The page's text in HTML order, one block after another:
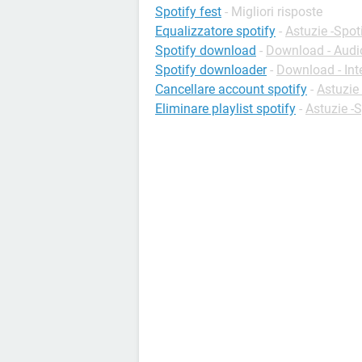
Spotify fest - Migliori risposte
Equalizzatore spotify - Astuzie -
Spotify download - Download -
Spotify downloader - Download -
Cancellare account spotify -
Eliminare playlist spotify - Astuzie -